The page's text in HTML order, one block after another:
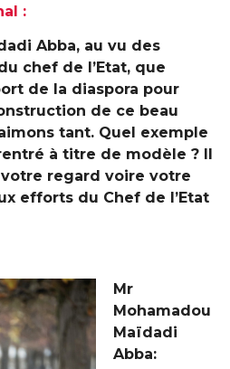
:
Abba, au vu des
chef de l’Etat, que
de la diaspora pour
de ce beau
tant. Quel exemple
à titre de modèle ? Il
regard voire votre
efforts du Chef de l’Etat
Mr
Mohamadou
Maïdadi
Abba: